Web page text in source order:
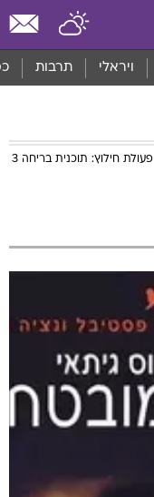
ויראלי תרבות
פעולת חילוץ: תוכנית בריחה 3